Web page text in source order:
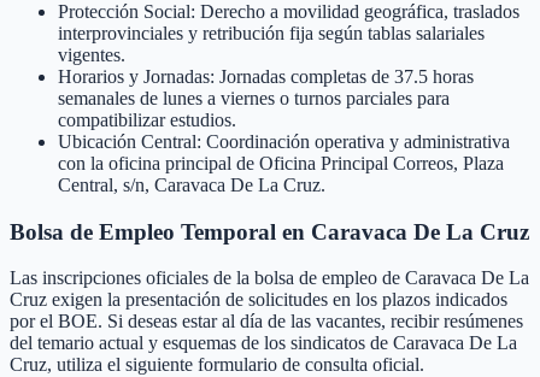
Protección Social: Derecho a movilidad geográfica, traslados
interprovinciales y retribución fija según tablas salariales
vigentes.
Horarios y Jornadas: Jornadas completas de 37.5 horas
semanales de lunes a viernes o turnos parciales para
compatibilizar estudios.
Ubicación Central: Coordinación operativa y administrativa
con la oficina principal de Oficina Principal Correos, Plaza
Central, s/n, Caravaca De La Cruz.
Bolsa de Empleo Temporal en Caravaca De La Cruz
Las inscripciones oficiales de la bolsa de empleo de Caravaca De La
Cruz exigen la presentación de solicitudes en los plazos indicados
por el BOE. Si deseas estar al día de las vacantes, recibir resúmenes
del temario actual y esquemas de los sindicatos de Caravaca De La
Cruz, utiliza el siguiente formulario de consulta oficial.